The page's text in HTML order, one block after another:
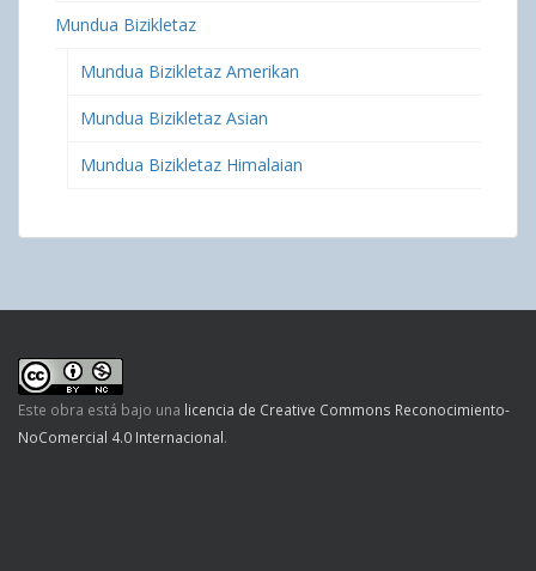
Mundua Bizikletaz
Mundua Bizikletaz Amerikan
Mundua Bizikletaz Asian
Mundua Bizikletaz Himalaian
Este obra está bajo una licencia de Creative Commons Reconocimiento-
NoComercial 4.0 Internacional.